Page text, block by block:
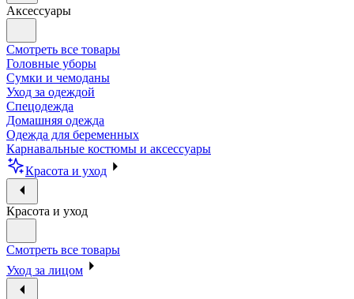
Аксессуары
Смотреть все товары
Головные уборы
Сумки и чемоданы
Уход за одеждой
Спецодежда
Домашняя одежда
Одежда для беременных
Карнавальные костюмы и аксессуары
Красота и уход
Красота и уход
Смотреть все товары
Уход за лицом